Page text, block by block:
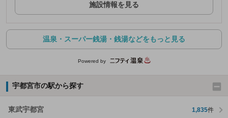
施設情報を見る
温泉・スーパー銭湯・銭湯などをもっと見る
Powered by
宇都宮市の駅から探す
東武宇都宮 1,835件